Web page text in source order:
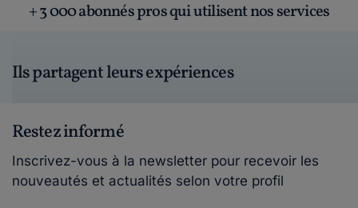
+ 3 000 abonnés pros qui utilisent nos services
Ils partagent leurs expériences
Restez informé
Inscrivez-vous à la newsletter pour recevoir les
nouveautés et actualités selon votre profil